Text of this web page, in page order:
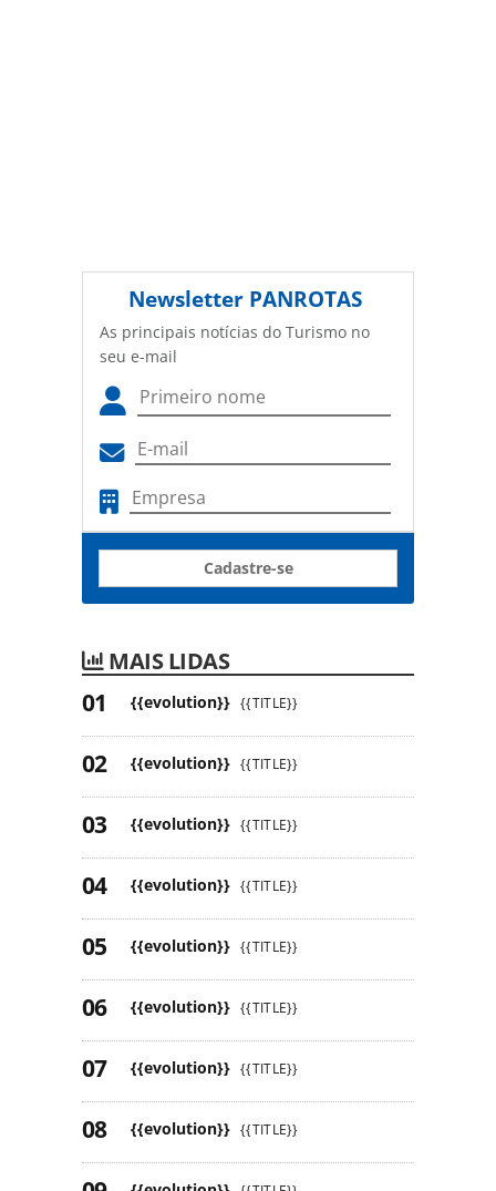
Newsletter PANROTAS
As principais notícias do Turismo no
seu e-mail
Cadastre-se
MAIS LIDAS
{{evolution}} {{TITLE}}
{{evolution}} {{TITLE}}
{{evolution}} {{TITLE}}
{{evolution}} {{TITLE}}
{{evolution}} {{TITLE}}
{{evolution}} {{TITLE}}
{{evolution}} {{TITLE}}
{{evolution}} {{TITLE}}